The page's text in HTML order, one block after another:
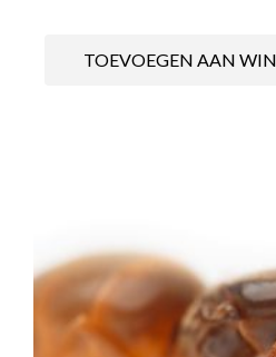
TOEVOEGEN AAN